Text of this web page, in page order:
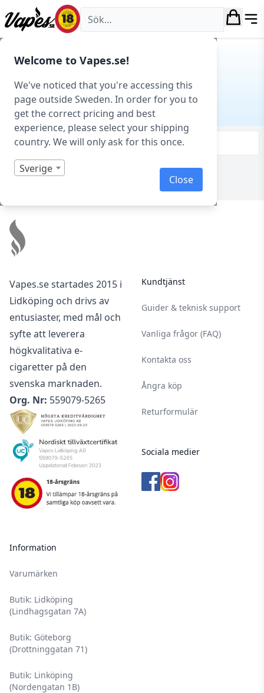
Welcome to Vapes.se!
We've noticed that you're accessing this
page outside Sweden. In order for you to
get the correct pricing and best
experience, please select your shipping
country. We will only ask for this once.
Sverige
Close
Vapes.se
Hem/E-juice/E-juice varumärken
PIXIE JUICE
E-juice varumärken
Filtrera & sortera
Visar 0 produkter av 0 totalt
Footer
Vapes.se startades 2015 i
Lidköping och drivs av
entusiaster, med mål och
syfte att leverera
högkvalitativa e-
cigaretter på den
svenska marknaden.
Org. Nr: 559079-5265
Information
Varumärken
Butik: Lidköping
(Lindhagsgatan 7A)
Butik: Göteborg
(Drottninggatan 71)
Butik: Linköping
(Nordengatan 1B)
Kundtjänst
Guider & teknisk support
Vanliga frågor (FAQ)
Kontakta oss
Ångra köp
Returformulär
Sociala medier